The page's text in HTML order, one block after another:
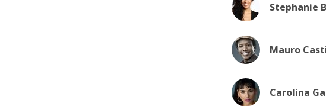
Stephanie
Mauro
Carolina